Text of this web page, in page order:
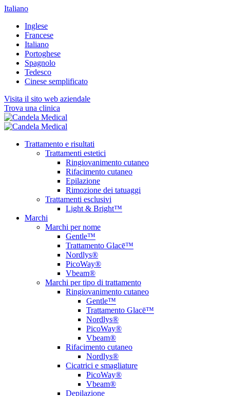
Italiano
Inglese
Francese
Italiano
Portoghese
Spagnolo
Tedesco
Cinese semplificato
Visita il sito web aziendale
Trova una clinica
Trattamento e risultati
Trattamenti estetici
Ringiovanimento cutaneo
Rifacimento cutaneo
Epilazione
Rimozione dei tatuaggi
Trattamenti esclusivi
Light & Bright™
Marchi
Marchi per nome
Gentle™
Trattamento Glacē™
Nordlys®
PicoWay®
Vbeam®
Marchi per tipo di trattamento
Ringiovanimento cutaneo
Gentle™
Trattamento Glacē™
Nordlys®
PicoWay®
Vbeam®
Rifacimento cutaneo
Nordlys®
Cicatrici e smagliature
PicoWay®
Vbeam®
Depilazione